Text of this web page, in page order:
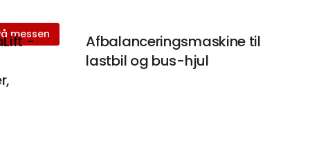
messen
-
Afbalanceringsmaskine til
lastbil og bus-hjul